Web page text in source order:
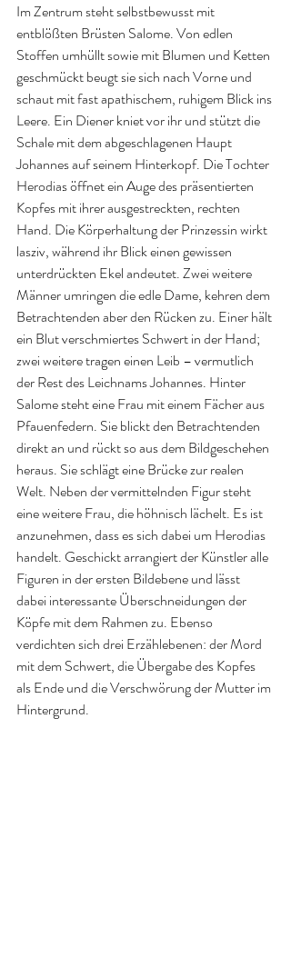
Im Zentrum steht selbstbewusst mit
entblößten Brüsten Salome. Von edlen
Stoffen umhüllt sowie mit Blumen und Ketten
geschmückt beugt sie sich nach Vorne und
schaut mit fast apathischem, ruhigem Blick ins
Leere. Ein Diener kniet vor ihr und stützt die
Schale mit dem abgeschlagenen Haupt
Johannes auf seinem Hinterkopf. Die Tochter
Herodias öffnet ein Auge des präsentierten
Kopfes mit ihrer ausgestreckten, rechten
Hand. Die Körperhaltung der Prinzessin wirkt
lasziv, während ihr Blick einen gewissen
unterdrückten Ekel andeutet. Zwei weitere
Männer umringen die edle Dame, kehren dem
Betrachtenden aber den Rücken zu. Einer hält
ein Blut verschmiertes Schwert in der Hand;
zwei weitere tragen einen Leib – vermutlich
der Rest des Leichnams Johannes. Hinter
Salome steht eine Frau mit einem Fächer aus
Pfauenfedern. Sie blickt den Betrachtenden
direkt an und rückt so aus dem Bildgeschehen
heraus. Sie schlägt eine Brücke zur realen
Welt. Neben der vermittelnden Figur steht
eine weitere Frau, die höhnisch lächelt. Es ist
anzunehmen, dass es sich dabei um Herodias
handelt. Geschickt arrangiert der Künstler alle
Figuren in der ersten Bildebene und lässt
dabei interessante Überschneidungen der
Köpfe mit dem Rahmen zu. Ebenso
verdichten sich drei Erzählebenen: der Mord
mit dem Schwert, die Übergabe des Kopfes
als Ende und die Verschwörung der Mutter im
Hintergrund.